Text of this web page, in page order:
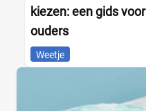
kiezen: een gids voor
ouders
Weetje